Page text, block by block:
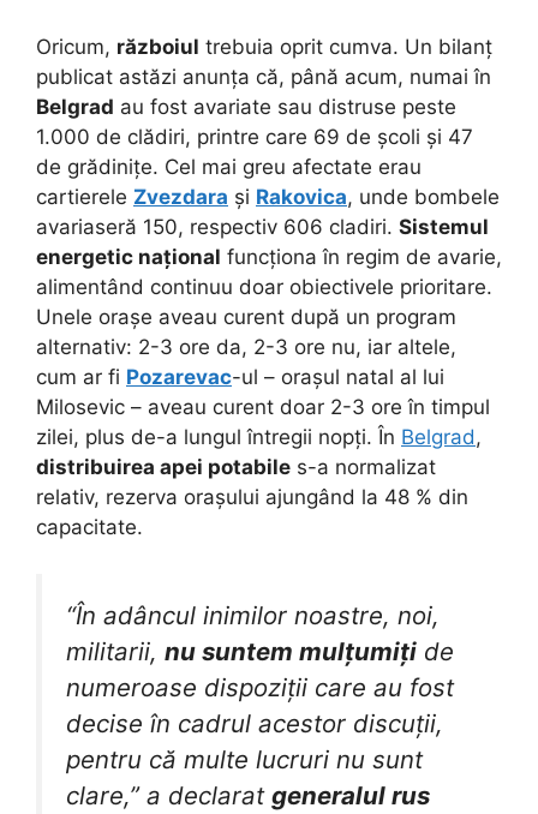
Oricum, războiul trebuia oprit cumva. Un bilanț
publicat astăzi anunța că, până acum, numai în
Belgrad au fost avariate sau distruse peste
1.000 de clădiri, printre care 69 de școli și 47
de grădinițe. Cel mai greu afectate erau
cartierele Zvezdara și Rakovica, unde bombele
avariaseră 150, respectiv 606 cladiri. Sistemul
energetic național funcționa în regim de avarie,
alimentând continuu doar obiectivele prioritare.
Unele orașe aveau curent după un program
alternativ: 2-3 ore da, 2-3 ore nu, iar altele,
cum ar fi Pozarevac-ul – orașul natal al lui
Milosevic – aveau curent doar 2-3 ore în timpul
zilei, plus de-a lungul întregii nopți. În Belgrad,
distribuirea apei potabile s-a normalizat
relativ, rezerva orașului ajungând la 48 % din
capacitate.
“În adâncul inimilor noastre, noi,
militarii, nu suntem mulțumiți de
numeroase dispoziții care au fost
decise în cadrul acestor discuții,
pentru că multe lucruri nu sunt
clare,” a declarat generalul rus